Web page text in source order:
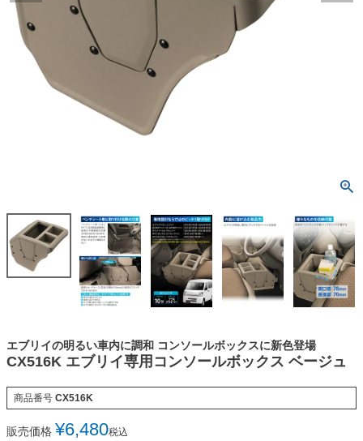
エブリイの明るい車内に調和 コンソールボックスに新色登場
CX516K エブリイ専用コンソールボックス ベージュ
商品番号 CX516K
販売価格 ¥6,480税込